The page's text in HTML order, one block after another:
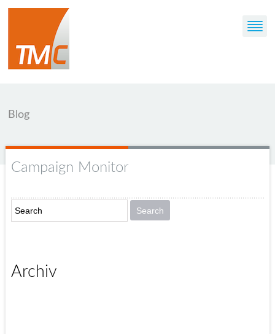
Blog
Campaign Monitor
Archiv